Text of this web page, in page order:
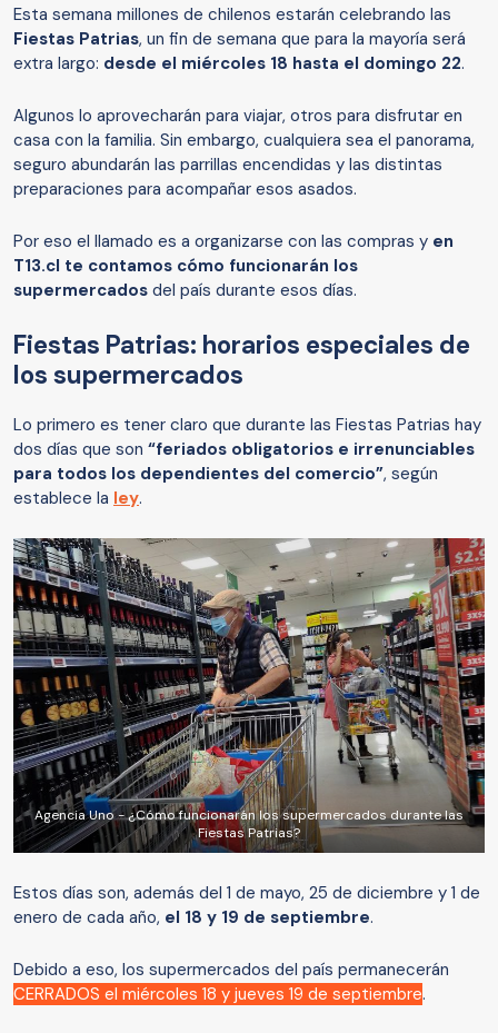
Esta semana millones de chilenos estarán celebrando las
Fiestas Patrias, un fin de semana que para la mayoría será
extra largo: desde el miércoles 18 hasta el domingo 22.
Algunos lo aprovecharán para viajar, otros para disfrutar en
casa con la familia. Sin embargo, cualquiera sea el panorama,
seguro abundarán las parrillas encendidas y las distintas
preparaciones para acompañar esos asados.
Por eso el llamado es a organizarse con las compras y en
T13.cl te contamos cómo funcionarán los
supermercados del país durante esos días.
Fiestas Patrias: horarios especiales de
los supermercados
Lo primero es tener claro que durante las Fiestas Patrias hay
dos días que son “feriados obligatorios e irrenunciables
para todos los dependientes del comercio”, según
establece la ley.
Agencia Uno - ¿Cómo funcionarán los supermercados durante las
Fiestas Patrias?
Estos días son, además del 1 de mayo, 25 de diciembre y 1 de
enero de cada año, el 18 y 19 de septiembre.
Debido a eso, los supermercados del país permanecerán
CERRADOS el miércoles 18 y jueves 19 de septiembre.